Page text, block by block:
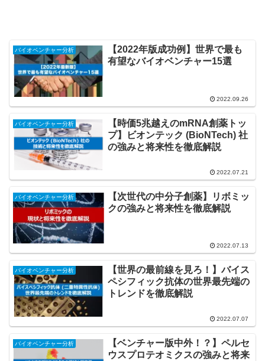
バイオベンチャー分析
【2022年版成功例】世界で最も
有望なバイオベンチャー15選
2022.09.26
バイオベンチャー分析
【時価5兆越えのmRNA創薬トッ
プ】ビオンテック (BioNTech) 社
の強みと将来性を徹底解説
2022.07.21
バイオベンチャー分析
【次世代の中分子創薬】リボミッ
クの強みと将来性を徹底解説
2022.07.13
バイオベンチャー分析
【世界の最前線を見ろ！】バイス
ペシフィック抗体の世界最先端の
トレンドを徹底解説
2022.07.07
バイオベンチャー分析
【ベンチャー版中外！？】ペルセ
ウスプロテオミクスの強みと将来